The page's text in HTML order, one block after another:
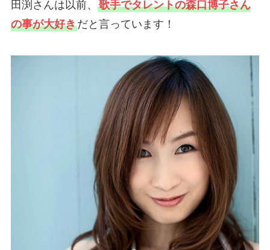
田渕さんは以前、 歌手でタレントの森口博子さん
の事が大好きだと言っています！